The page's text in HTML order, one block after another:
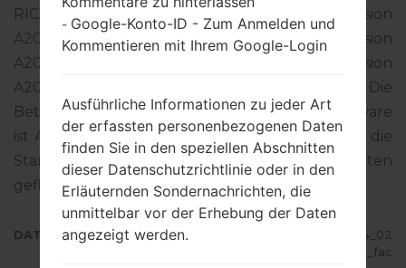
RICA. Das Produkt wird mit der PDA-Version
A207MUBU2BTD7 und CSC-Version
A207MOWF2BTD7, MODEM-Version
A207MUBU2BTD7 geliefert. Die
Betriebssystemversion der angegebenen Firmware
ist Android Q 10. Detalierte Anleitung, wie man die
Standart - Firmware auf Samsung-Geräten
geflascht wird,gibt es hier
DATEINAME
SM-A207M_1_20200523055854_02
vd2vbrv2_fac
- Google-Konto-ID - Zum Anmelden und
Kommentieren mit Ihrem Google-Login
Ausführliche Informationen zu jeder Art
der erfassten personenbezogenen Daten
finden Sie in den speziellen Abschnitten
dieser Datenschutzrichtlinie oder in den
Erläuternden Sondernachrichten, die
unmittelbar vor der Erhebung der Daten
angezeigt werden.